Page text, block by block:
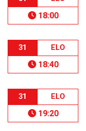
18:00
31 ELO
18:40
31 ELO
19:20